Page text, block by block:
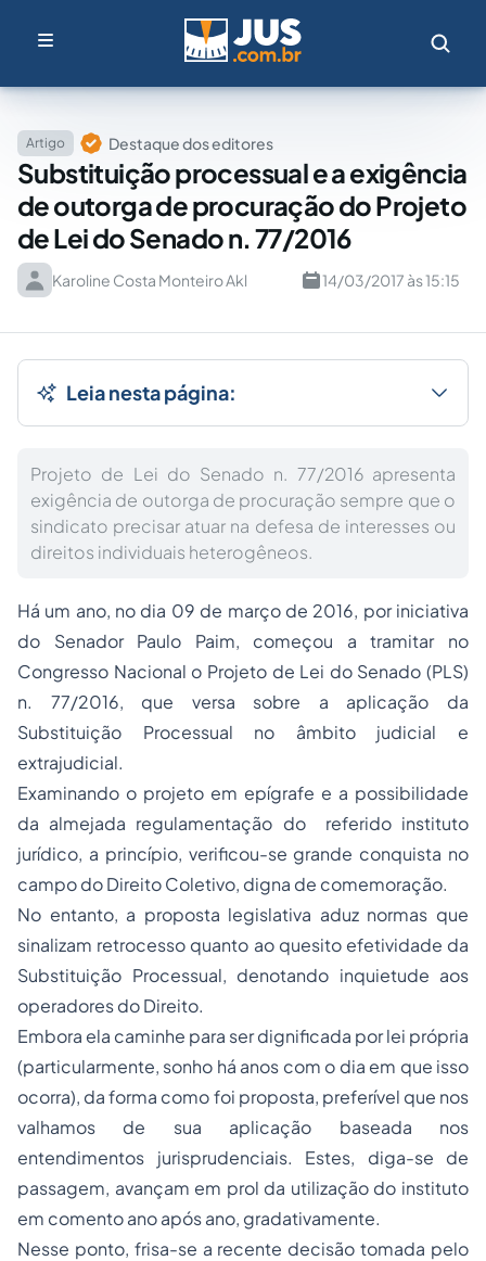
Artigo Destaque dos editores
Substituição processual e a exigência
de outorga de procuração do Projeto
de Lei do Senado n. 77/2016
Karoline Costa Monteiro Akl 14/03/2017 às 15:15
Leia nesta página:
Projeto de Lei do Senado n. 77/2016 apresenta
exigência de outorga de procuração sempre que o
sindicato precisar atuar na defesa de interesses ou
direitos individuais heterogêneos.
Há um ano, no dia 09 de março de 2016, por iniciativa
do Senador Paulo Paim, começou a tramitar no
Congresso Nacional o Projeto de Lei do Senado (PLS)
n. 77/2016, que versa sobre a aplicação da
Substituição Processual no âmbito judicial e
extrajudicial.
Examinando o projeto em epígrafe e a possibilidade
da almejada regulamentação do referido instituto
jurídico, a princípio, verificou-se grande conquista no
campo do Direito Coletivo, digna de comemoração.
No entanto, a proposta legislativa aduz normas que
sinalizam retrocesso quanto ao quesito efetividade da
Substituição Processual, denotando inquietude aos
operadores do Direito.
Embora ela caminhe para ser dignificada por lei própria
(particularmente, sonho há anos com o dia em que isso
ocorra), da forma como foi proposta, preferível que nos
valhamos de sua aplicação baseada nos
entendimentos jurisprudenciais. Estes, diga-se de
passagem, avançam em prol da utilização do instituto
em comento ano após ano, gradativamente.
Nesse ponto, frisa-se a recente decisão tomada pelo